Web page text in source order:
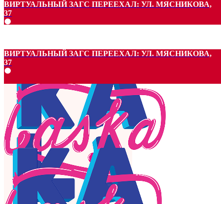
ВИРТУАЛЬНЫЙ ЗАГС ПЕРЕЕХАЛ: УЛ. МЯСНИКОВА,
37
ВИРТУАЛЬНЫЙ ЗАГС ПЕРЕЕХАЛ: УЛ. МЯСНИКОВА,
37